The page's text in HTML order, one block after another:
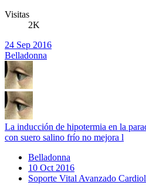
Visitas
2K
24 Sep 2016
Belladonna
La inducción de hipotermia en la
con suero salino frío no mejora l
Belladonna
10 Oct 2016
Soporte Vital Avanzado